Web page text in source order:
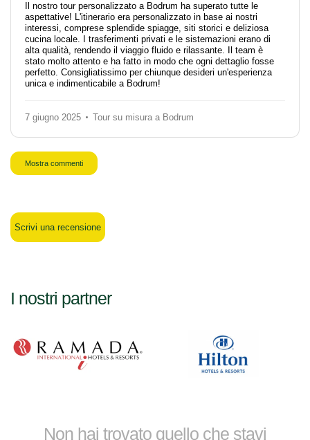
Il nostro tour personalizzato a Bodrum ha superato tutte le
aspettative! L'itinerario era personalizzato in base ai nostri
interessi, comprese splendide spiagge, siti storici e deliziosa
cucina locale. I trasferimenti privati e le sistemazioni erano di
alta qualità, rendendo il viaggio fluido e rilassante. Il team è
stato molto attento e ha fatto in modo che ogni dettaglio fosse
perfetto. Consigliatissimo per chiunque desideri un'esperienza
unica e indimenticabile a Bodrum!
7 giugno 2025 Tour su misura a Bodrum
Mostra commenti
Scrivi una recensione
I nostri partner
Non hai trovato quello che stavi